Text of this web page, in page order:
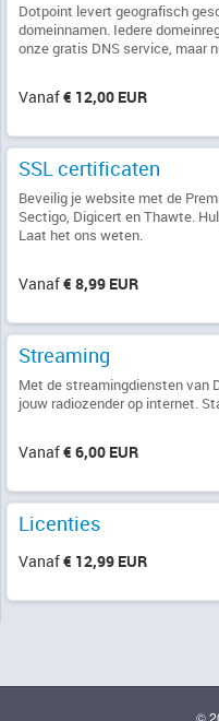
Dotpoint levert geografisch
domeinnamen. Iedere
onze gratis DNS service, maar
Vanaf€ 12,00 EUR
SSL certificaten
Beveilig je website met de
Sectigo, Digicert en Thawte.
Laat het ons weten.
Vanaf€ 8,99 EUR
Streaming
Met de streamingdiensten van
jouw radiozender op internet.
Vanaf€ 6,00 EUR
Licenties
Vanaf€ 12,99 EUR
©